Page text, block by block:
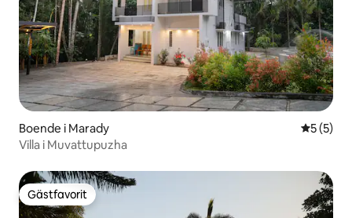
Boende i Marady 5 av 5 i
5 (5)
Villa i Muvattupuzha
Gästfavorit
Gästfavorit